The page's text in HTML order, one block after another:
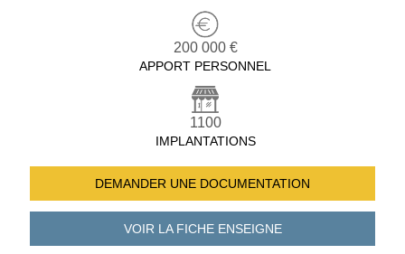
200 000 €
APPORT PERSONNEL
1100
IMPLANTATIONS
DEMANDER UNE DOCUMENTATION
VOIR LA FICHEENSEIGNE